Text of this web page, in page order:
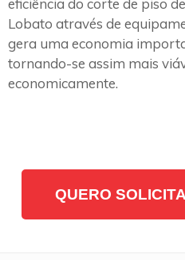
Lobato através de
gera uma economia
tornando-se assim mais
economicamente.
QUERO